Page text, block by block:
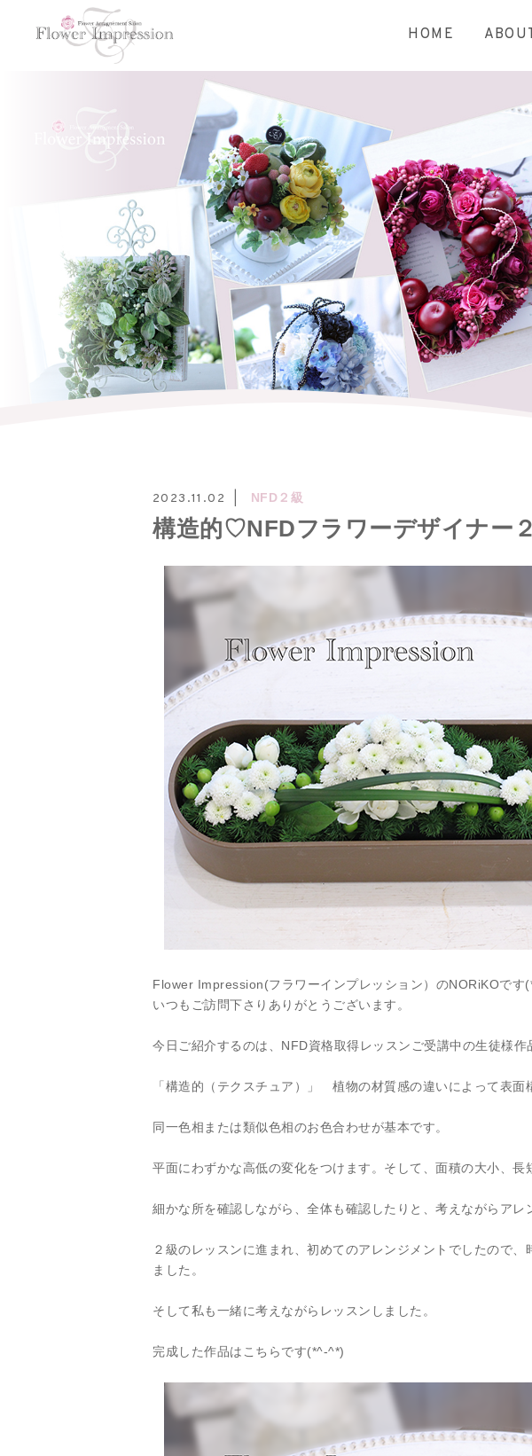
HOME
2023.11.02 NFD２級
構造的♡NFDフラワーデザイナー
Flower Impression(フラワーインプレッション）のNORiKOです
いつもご訪問下さりありがとうございます。
今日ご紹介するのは、NFD資格取得レッスンご受講中の生徒様
「構造的（テクスチュア）」 植物の材質感の違いによって表面
同一色相または類似色相のお色合わせが基本です。
平面にわずかな高低の変化をつけます。そして、面積の大小、長
細かな所を確認しながら、全体も確認したりと、考えながらアレ
２級のレッスンに進まれ、初めてのアレンジメントでしたので
ました。
そして私も一緒に考えながらレッスンしました。
完成した作品はこちらです(*^-^*)